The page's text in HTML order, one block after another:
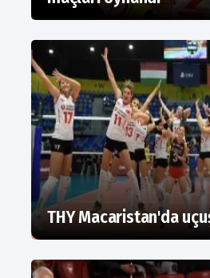
THY Macaristan'da